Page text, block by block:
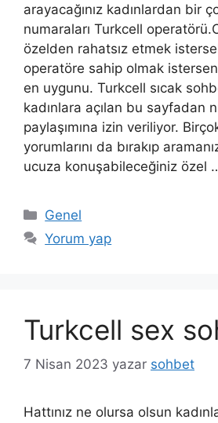
arayacağınız kadınlardan bir
numaraları Turkcell
özelden rahatsız etmek
operatöre sahip olmak
en uygunu. Turkcell sıcak
kadınlara açılan bu sayfadan
paylaşımına izin veriliyor.
yorumlarını da bırakıp
ucuza konuşabileceğiniz özel
Kategoriler
Genel
Yorum yap
Turkcell sex
7 Nisan 2023 yazar sohbet
Hattınız ne olursa olsun